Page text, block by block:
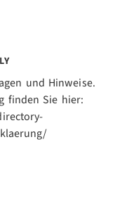
und Hinweise.
finden Sie hier: